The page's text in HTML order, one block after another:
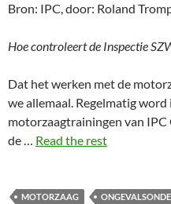
Bron: IPC, door: Roland
Hoe controleert de Inspectie
Dat het werken met de
we allemaal. Regelmatig
motorzaagtrainingen van
de … Read the rest
MOTORZAAG